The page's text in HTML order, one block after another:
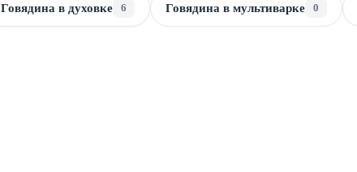
Говядина в духовке 6 Говядина в мультиварке 0